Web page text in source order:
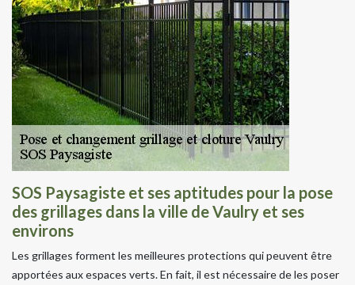
SOS Paysagiste et ses aptitudes pour la pose
des grillages dans la ville de Vaulry et ses
environs
Les grillages forment les meilleures protections qui peuvent être
apportées aux espaces verts. En fait, il est nécessaire de les poser